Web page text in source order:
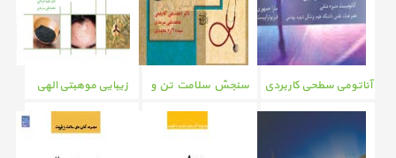
آناتومی سطحی کاربردی
ترین راه آموزشی بالینی
سنجش سلامت تن و
روان برمبنای طب
اسلامی
زیبایی موهبتی الهی